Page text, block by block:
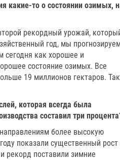
какие-то о состоянии озимых,
рекордный урожай,
год, мы
сегодня как хорошее и
состояние озимых. Все
19 миллионов гектаров. Так
которая всегда была
составил три
более высокую
показали существенный рост
рекорд поставили зимние